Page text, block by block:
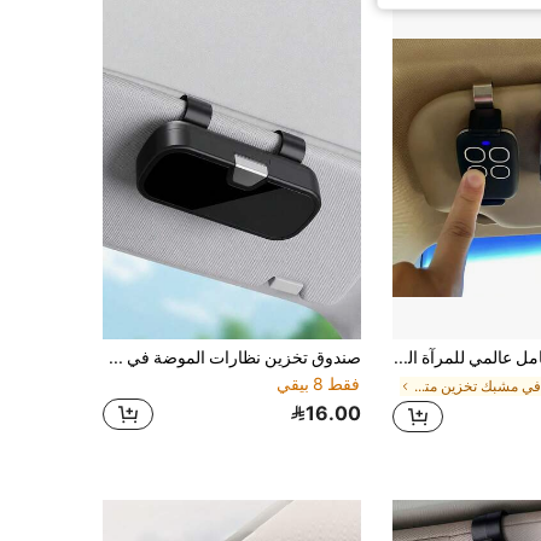
مشبك حامل عالمي للمرآة الشمسية للسيارة 47-68 مم، مناسب لجهاز التحكم عن بُعد لباب الجراج، تركيب سريع، مصنوع من مادة ABS
في مشبك تخزين متعدد الوظائف للسيارة
صندوق تخزين نظارات الموضة في حاجب الشمس للسيارة، صندوق تخزين نظارات الموضة للسيارة مع بطانة مخملية مقاومة للخدش، صندوق تخزين عالمي للمركبات، مناسب لنظارات الموضة والتذاكر والبطاقات، تصميم زر كبس بفتحة بنقرة واحدة، سهل الحمل والوضع
فقط 8 بيقي
16.00